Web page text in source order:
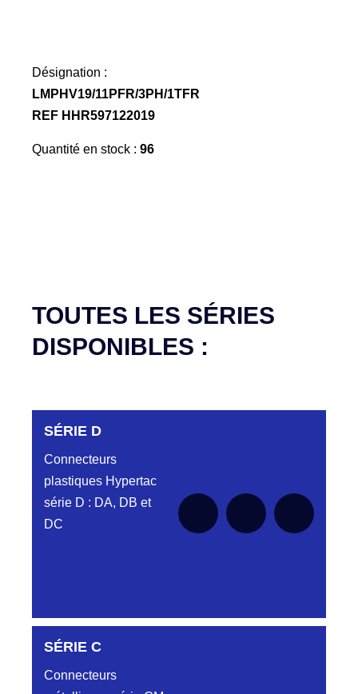
Désignation :
LMPHV19/11PFR/3PH/1TFR
REF HHR597122019
Quantité en stock : 96
TOUTES LES SÉRIES
DISPONIBLES :
SÉRIE D
Connecteurs
plastiques Hypertac
série D : DA, DB et
DC
SÉRIE DA
SÉRIE C
Connecteurs